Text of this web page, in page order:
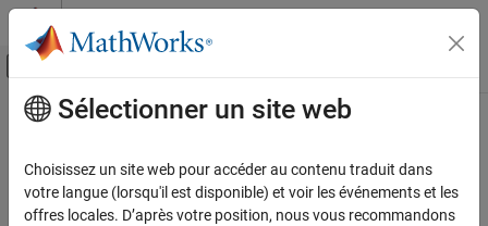
Passer au contenu
Activer/désactiver l'affichage du menu
Accueil de la documentation
Contenu principal
How useful was this information?
Sélectionner un site web
Choisissez un site web pour accéder au contenu traduit dans
votre langue (lorsqu'il est disponible) et voir les événements et les
offres locales. D’après votre position, nous vous recommandons